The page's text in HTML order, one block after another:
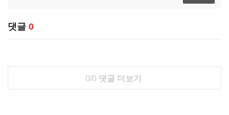
댓글 0
0/0 댓글 더보기